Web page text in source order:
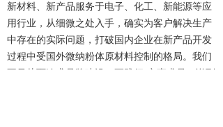
新材料、新产品服务于电子、化工、新能源等应
用行业，从细微之处入手，确实为客户解决生产
中存在的实际问题，打破国内企业在新产品开发
过程中受国外微纳粉体原材料控制的格局。我们
不只片面追求品牌建设，更践行“实事求是，说到